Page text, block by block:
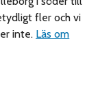
fler och vi
inte. Läs om